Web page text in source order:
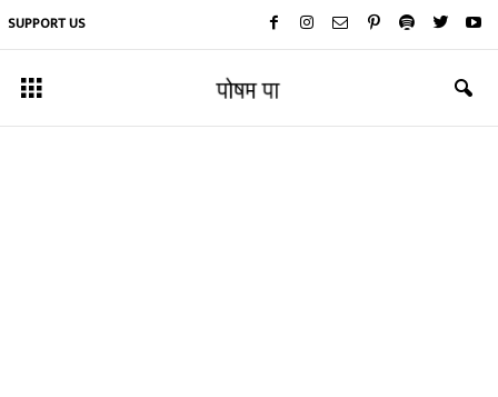
SUPPORT US